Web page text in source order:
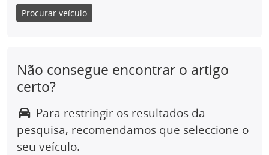
Procurar veículo
Não consegue encontrar o artigo
certo?
Para restringir os resultados da
pesquisa, recomendamos que seleccione o
seu veículo.